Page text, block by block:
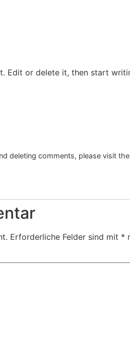
Edit or delete it, then start
deleting comments, please visit
Erforderliche Felder sind mit *